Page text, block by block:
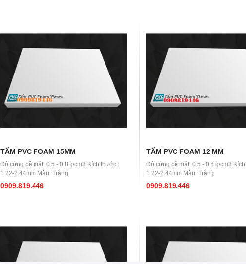
TẤM PVC FOAM 15MM
Độ cứng bề mặt: 0.5 - 0.8 g/cm3 Kích thước:
1.22-2.44mm Màu: Trắng
0909.819.446
TẤM PVC FOAM 12 MM
Độ cứng bề mặt: 0.5 - 0.8 g/cm3
1.22-2.44mm Màu: Trắng
0909.819.446